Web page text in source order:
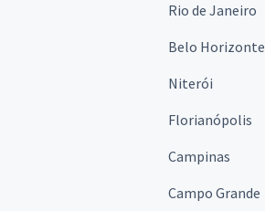
Rio de Janeiro
Belo Horizonte
Niterói
Florianópolis
Campinas
Campo Grande